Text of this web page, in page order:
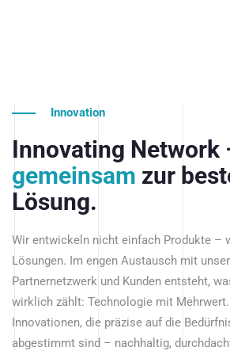
Innovation
Innovating Network
gemeinsam zur
Lösung.
Wir entwickeln nicht einfach Produkte –
Lösungen. Im engen Austausch mit
Partnernetzwerk und Kunden entsteht,
wirklich zählt: Technologie mit
Innovationen, die präzise auf die
abgestimmt sind – nachhaltig,